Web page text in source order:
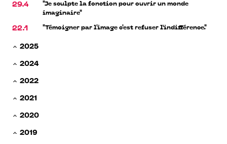
29.4
"Je sculpte la fonction pour ouvrir un monde
imaginaire"
22.1 "Témoigner par l'image c'est refuser l’indifférence."
2025
2024
2022
2021
2020
2019